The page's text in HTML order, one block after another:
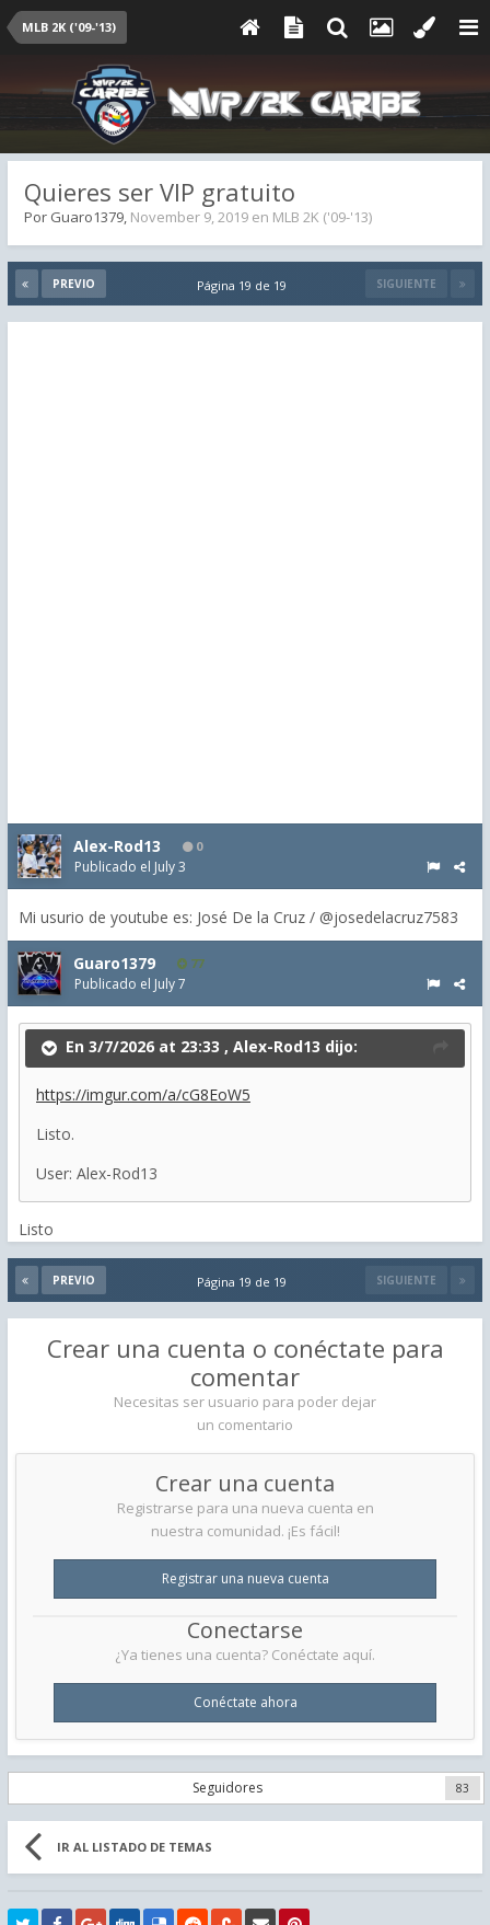
MLB 2K ('09-'13)
Quieres ser VIP gratuito
Por Guaro1379, November 9, 2019 en MLB 2K ('09-'13)
PREVIO SIGUIENTE
Página 19 de 19
Alex-Rod13 0
Publicado el July 3
Mi usurio de youtube es: José De la Cruz / @josedelacruz7583
Guaro1379 77
Publicado el July 7
En 3/7/2026 at 23:33 , Alex-Rod13 dijo:
https://imgur.com/a/cG8EoW5
Listo.
User: Alex-Rod13
Listo
PREVIO SIGUIENTE
Página 19 de 19
Crear una cuenta o conéctate para
comentar
Necesitas ser usuario para poder dejar
un comentario
Crear una cuenta
Registrarse para una nueva cuenta en
nuestra comunidad. ¡Es fácil!
Registrar una nueva cuenta
Conectarse
¿Ya tienes una cuenta? Conéctate aquí.
Conéctate ahora
Seguidores 83
IR AL LISTADO DE TEMAS